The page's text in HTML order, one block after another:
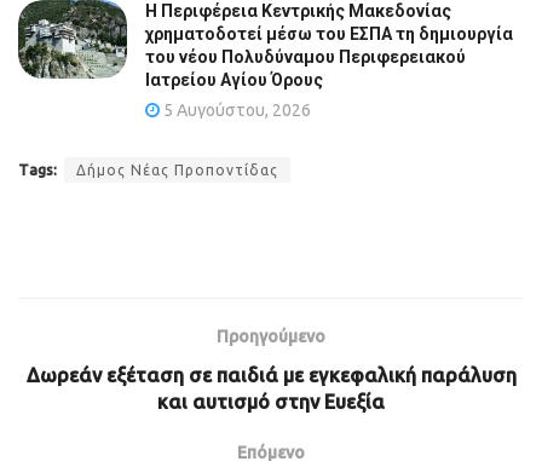
Η Περιφέρεια Κεντρικής Μακεδονίας
χρηματοδοτεί μέσω του ΕΣΠΑ τη δημιουργία
του νέου Πολυδύναμου Περιφερειακού
Ιατρείου Αγίου Όρους
5 Αυγούστου, 2026
Tags: Δήμος Νέας Προποντίδας
Προηγούμενο
Δωρεάν εξέταση σε παιδιά με εγκεφαλική παράλυση
και αυτισμό στην Ευεξία
Επόμενο